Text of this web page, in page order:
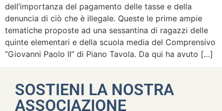
dell’importanza del pagamento delle tasse e della
denuncia di ciò che è illegale. Queste le prime ampie
tematiche proposte ad una sessantina di ragazzi delle
quinte elementari e della scuola media del Comprensivo
“Giovanni Paolo II” di Piano Tavola. Da qui ha avuto […]
SOSTIENI LA NOSTRA
ASSOCIAZIONE